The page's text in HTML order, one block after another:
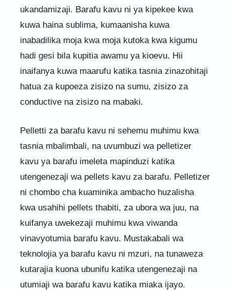
ukandamizaji. Barafu kavu ni ya kipekee kwa
kuwa haina sublima, kumaanisha kuwa
inabadilika moja kwa moja kutoka kwa kigumu
hadi gesi bila kupitia awamu ya kioevu. Hii
inaifanya kuwa maarufu katika tasnia zinazohitaji
hatua za kupoeza zisizo na sumu, zisizo za
conductive na zisizo na mabaki.
Pelletti za barafu kavu ni sehemu muhimu kwa
tasnia mbalimbali, na uvumbuzi wa pelletizer
kavu ya barafu imeleta mapinduzi katika
utengenezaji wa pellets kavu za barafu. Pelletizer
ni chombo cha kuaminika ambacho huzalisha
kwa usahihi pellets thabiti, za ubora wa juu, na
kuifanya uwekezaji muhimu kwa viwanda
vinavyotumia barafu kavu. Mustakabali wa
teknolojia ya barafu kavu ni mzuri, na tunaweza
kutarajia kuona ubunifu katika utengenezaji na
utumiaji wa barafu kavu katika miaka ijayo.